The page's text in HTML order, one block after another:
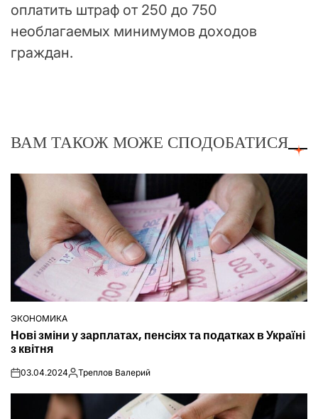
оплатить штраф от 250 до 750
необлагаемых минимумов доходов
граждан.
ВАМ ТАКОЖ МОЖЕ СПОДОБАТИСЯ
ОПУБЛІКУВАТИ
У
ЭКОНОМИКА
Нові зміни у зарплатах, пенсіях та податках в Україні
з квітня
on03.04.2024Опубліковано
Треплов Валерий